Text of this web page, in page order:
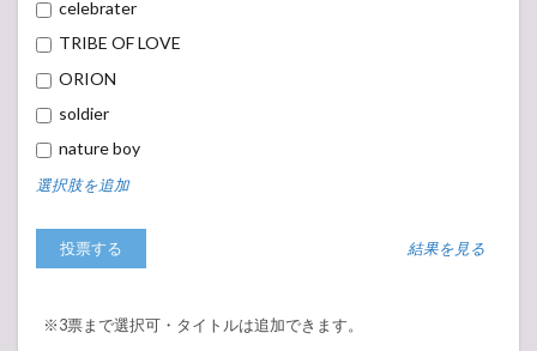
celebrater
TRIBE OF LOVE
ORION
soldier
nature boy
選択肢を追加
結果を見る
※3票まで選択可・タイトルは追加できます。